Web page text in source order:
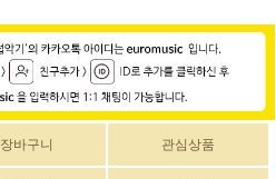
장바구니 관심상품